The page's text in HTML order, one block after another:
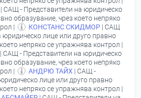
| САЩ - Представители на юридическо
образувание, чрез което непряко
|
КОНСТАНС СКИДМОР | САЩ
юридическо лице или друго правно
непряко се упражнява контрол |
| САЩ - Представители на юридическо
образувание, чрез което непряко
|
АНДРЮ ТАЙХ | САЩ -
лице или друго правно
непряко се упражнява контрол |